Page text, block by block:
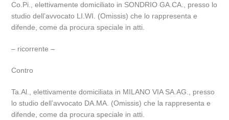
Co.Pi., elettivamente domiciliato in SONDRIO GA.CA., presso lo
studio dell’avvocato LI.WI. (Omissis) che lo rappresenta e
difende, come da procura speciale in atti.
– ricorrente –
Contro
Ta.Al., elettivamente domiciliata in MILANO VIA SA.AG., presso
lo studio dell’avvocato DA.MA. (Omissis) che la rappresenta e
difende, come da procura speciale in atti.